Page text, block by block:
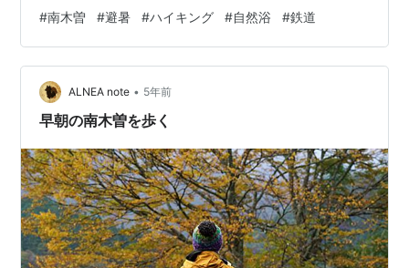
て林業で使われていた鉄道が、今は観光用に開放されて
います。往復料金は900円で、約12分ずつの往復鉄道旅
です。ディズニーランドのウェスタンリバー鉄道を思わ
せる雰囲気で、非常に楽しい体験でした。景色も素晴ら
しく、リラックスした気分で過ごせます。 鉄道の他に
#南木曽 #避暑 #ハイキング #自然浴 #鉄道
ALNEA note • 5年前
早朝の南木曽を歩く